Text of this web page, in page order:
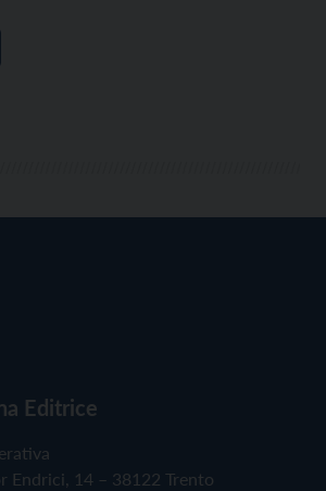
Editrice
Endrici, 14 – 38122 Trento